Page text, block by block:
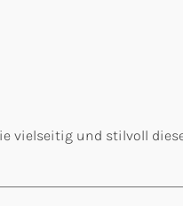
vielseitig und stilvoll